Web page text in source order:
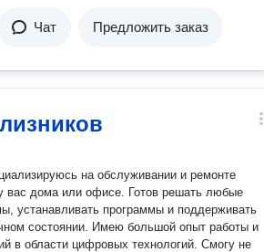
Чат Предложить заказ
вас дома или офисе. Готов решать любые
устанавливать программы и поддерживать
состоянии. Имею большой опыт работы и
в области цифровых технологий. Смогу не